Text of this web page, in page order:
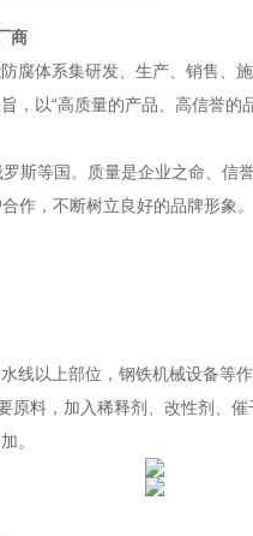
体系集研发、生产、销售、
，以“高质量的产品、高信誉
斯等国。质量是企业之命、信
作，不断树立良好的品牌形象。
线以上部位，钢铁机械设备等
料，加入稀释剂、改性剂、催
。